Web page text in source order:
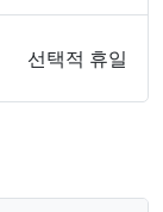
선택적 휴일